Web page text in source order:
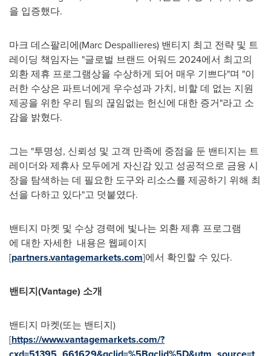
을 입증했다.
마크 데스팔리에(Marc Despallieres) 밴티지 최고 전략 및 트
레이딩 책임자는 "글로벌 브랜드 어워드 2024에서 최고의
외환 제휴 프로그램상을 수상하게 되어 매우 기쁘다"며 "이
러한 수상은 파트너에게 우수성과 가치, 비할 데 없는 지원
제공을 위한 우리 팀의 끊임없는 헌신에 대한 증거"라고 소
감을 밝혔다.
그는 "투명성, 신뢰성 및 고객 만족에 중점을 둔 밴티지는 트
레이더와 제휴사 모두에게 자신감 있고 성공적으로 금융 시
장을 탐색하는 데 필요한 도구와 리소스를 제공하기 위해 최
선을 다하고 있다"고 덧붙였다.
밴티지 마켓 및 수상 경력에 빛나는 외환 제휴 프로그램
에 대한 자세한 내용은 웹페이지
[partners.vantagemarkets.com]에서 확인할 수 있다.
밴티지(Vantage) 소개
밴티지 마켓(또는 밴티지)
[https://www.vantagemarkets.com/?